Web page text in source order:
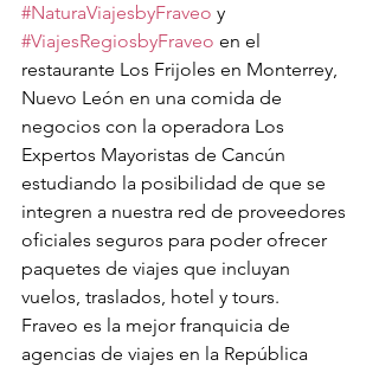
#NaturaViajesbyFraveo y
#ViajesRegiosbyFraveo en el
restaurante Los Frijoles en Monterrey,
Nuevo León en una comida de
negocios con la operadora Los
Expertos Mayoristas de Cancún
estudiando la posibilidad de que se
integren a nuestra red de proveedores
oficiales seguros para poder ofrecer
paquetes de viajes que incluyan
vuelos, traslados, hotel y tours.
Fraveo es la mejor franquicia de
agencias de viajes en la República